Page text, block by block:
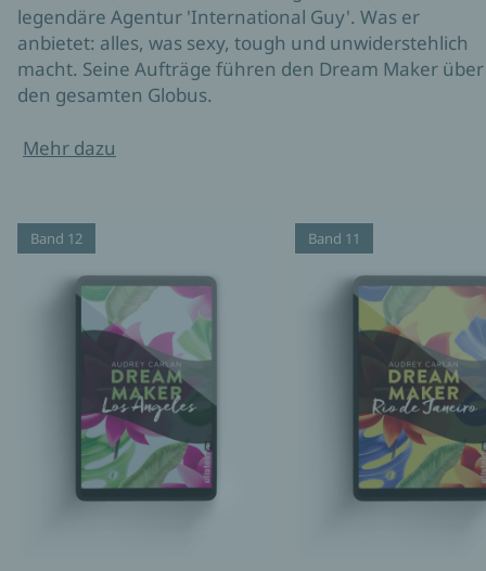
legendäre Agentur 'International Guy'. Was er
anbietet: alles, was sexy, tough und unwiderstehlich
macht. Seine Aufträge führen den Dream Maker über
den gesamten Globus.
Mehr dazu
Band 12 Band 11